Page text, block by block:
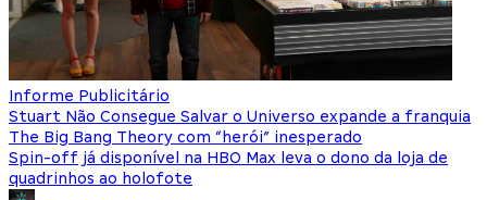
Informe Publicitário
Stuart Não Consegue Salvar o Universo expande a franquia
The Big Bang Theory com “herói” inesperado
Spin-off já disponível na HBO Max leva o dono da loja de
quadrinhos ao holofote